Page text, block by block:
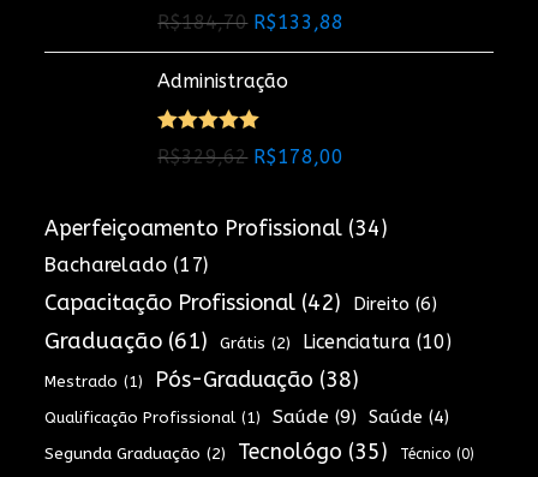
Avaliação
R$184,70 O
preço
original
R$133,88
preço
Administração
Avaliação
R$329,62 O
original
R$178,00
atual
é:
Aperfeiçoamento Profissional (34)
Bacharelado (17)
Capacitação Profissional (42) Direito (6)
Graduação (61) Grátis (2) Licenciatura (10)
Mestrado (1) Pós-Graduação (38)
Qualificação Profissional (1) Saúde (9) Saúde (4)
Segunda Graduação (2) Tecnológo (35) Técnico (0)